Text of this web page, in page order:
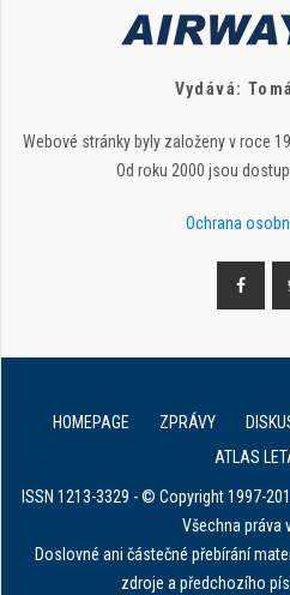
Vydává:
Webové stránky byly založeny v roce
Od roku 2000 jsou
Ochrana
HOMEPAGE ZPRÁVY
ATLAS
ISSN 1213-3329 - © Copyright 1997-
Všechna práva
Doslovné ani částečné přebírání
zdroje a předchozího